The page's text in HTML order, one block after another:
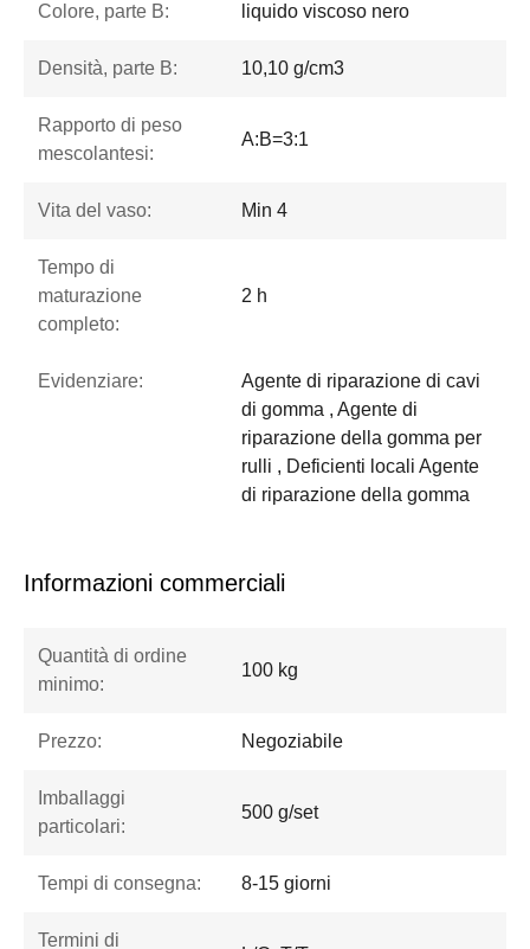
Colore, parte B: liquido viscoso nero
Densità, parte B: 10,10 g/cm3
Rapporto di peso
mescolantesi:
A:B=3:1
Vita del vaso: Min 4
Tempo di
maturazione
completo:
2 h
Evidenziare:
Agente di riparazione di cavi
di gomma , Agente di
riparazione della gomma per
rulli , Deficienti locali Agente
di riparazione della gomma
Informazioni commerciali
Quantità di ordine
minimo:
100 kg
Prezzo: Negoziabile
Imballaggi
particolari:
500 g/set
Tempi di consegna: 8-15 giorni
Termini di